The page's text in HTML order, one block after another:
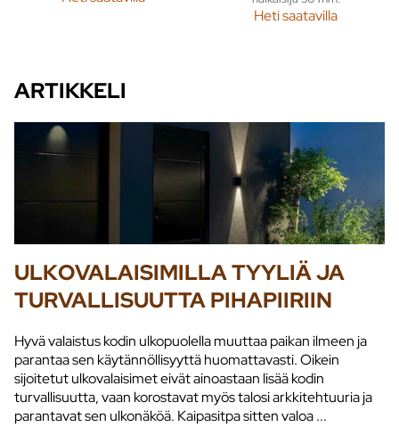
Heti saatavilla
ARTIKKELI
ULKOVALAISIMILLA TYYLIÄ JA
TURVALLISUUTTA PIHAPIIRIIN
Hyvä valaistus kodin ulkopuolella muuttaa paikan ilmeen ja
parantaa sen käytännöllisyyttä huomattavasti. Oikein
sijoitetut ulkovalaisimet eivät ainoastaan lisää kodin
turvallisuutta, vaan korostavat myös talosi arkkitehtuuria ja
parantavat sen ulkonäköä. Kaipasitpa sitten valoa ...